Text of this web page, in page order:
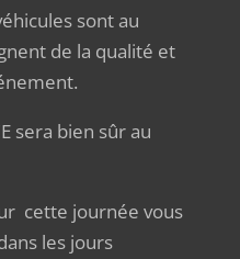
sont au
de la qualité et
sera bien sûr au
cette journée vous
les jours